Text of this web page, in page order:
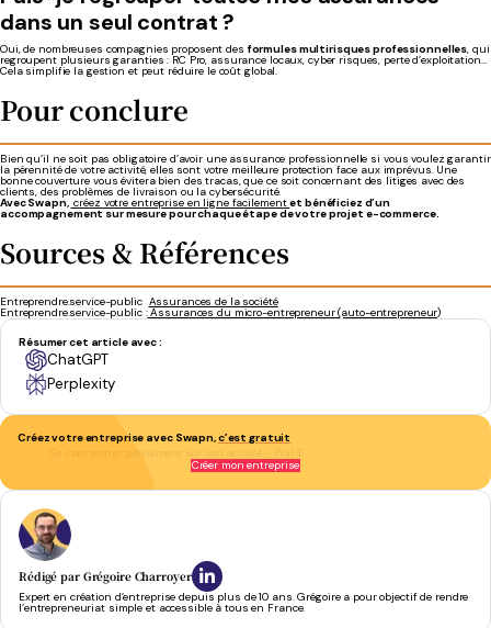
dans un seul contrat ?
Oui, de nombreuses compagnies proposent des formules multirisques professionnelles, qui
regroupent plusieurs garanties : RC Pro, assurance locaux, cyber risques, perte d’exploitation…
Cela simplifie la gestion et peut réduire le coût global.
Pour conclure
Bien qu’il ne soit pas obligatoire d’avoir une assurance professionnelle si vous voulez garantir
la pérennité de votre activité, elles sont votre meilleure protection face aux imprévus. Une
bonne couverture vous évitera bien des tracas, que ce soit concernant des litiges avec des
clients, des problèmes de livraison ou la cybersécurité.
Avec Swapn, créez votre entreprise en ligne facilementet bénéficiez d’un
accompagnement sur mesure pour chaque étape de votre projet e-commerce.
Sources & Références
Entreprendre.service-public Assurances de la société
Entreprendre.service-public :Assurances du micro-entrepreneur (auto-entrepreneur)
Résumer cet article avec :
ChatGPT
Perplexity
Créez votre entreprise avec Swapn,c’est gratuit
Se concentrer pleinement sur son activité
Créer mon entreprise
Rédigé par Grégoire Charroyer
Expert en création d’entreprise depuis plus de 10 ans. Grégoire a pour objectif de rendre
l’entrepreneuriat simple et accessible à tous en France.